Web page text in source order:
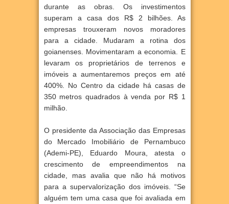
durante as obras. Os investimentos
superam a casa dos R$ 2 bilhões. As
empresas trouxeram novos moradores
para a cidade. Mudaram a rotina dos
goianenses. Movimentaram a economia. E
levaram os proprietários de terrenos e
imóveis a aumentaremos preços em até
400%. No Centro da cidade há casas de
350 metros quadrados à venda por R$ 1
milhão.
O presidente da Associação das Empresas
do Mercado Imobiliário de Pernambuco
(Ademi-PE), Eduardo Moura, atesta o
crescimento de empreendimentos na
cidade, mas avalia que não há motivos
para a supervalorização dos imóveis. “Se
alguém tem uma casa que foi avaliada em